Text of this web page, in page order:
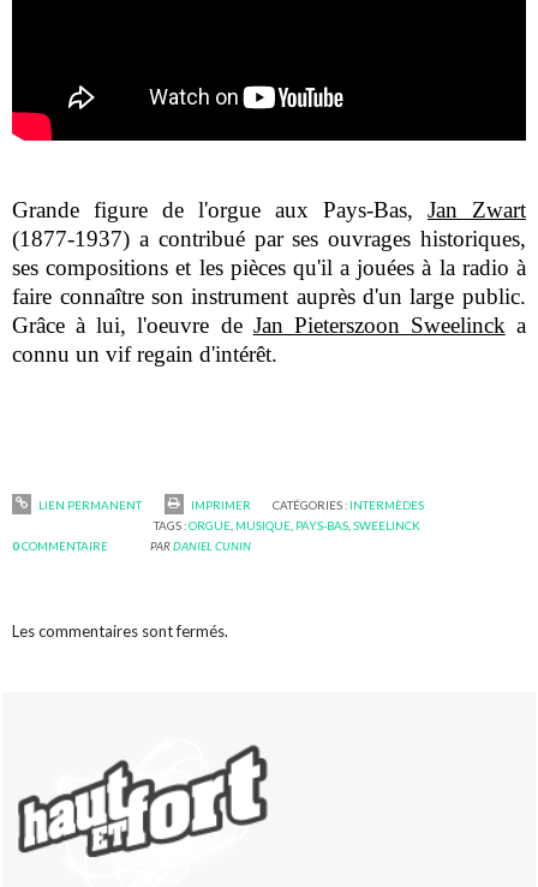
Grande figure de l'orgue aux Pays-Bas, Jan Zwart
(1877-1937) a contribué par ses ouvrages historiques,
ses compositions et les pièces qu'il a jouées à la radio à
faire connaître son instrument auprès d'un large public.
Grâce à lui, l'oeuvre de Jan Pieterszoon Sweelincka
connu un vif regain d'intérêt.
LIEN PERMANENT IMPRIMER CATÉGORIES : INTERMÈDES
TAGS :ORGUE MUSIQUE PAYS-BAS ,SWEELINCK
0COMMENTAIRE PARDANIEL CUNIN
Les commentaires sont fermés.